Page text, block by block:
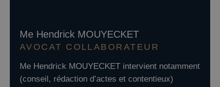
Me Hendrick MOUYECKET
AVOCAT COLLABORATEUR
Me Hendrick MOUYECKET intervient notamment
(conseil, rédaction d’actes et contentieux)